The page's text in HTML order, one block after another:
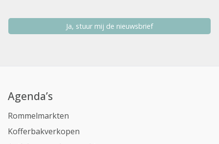
Ja, stuur mij de nieuwsbrief
Agenda’s
Rommelmarkten
Kofferbakverkopen